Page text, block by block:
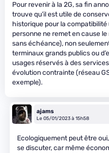
Pour revenir à la 2G, sa fin
trouve qu’il est utile de
historique pour la
personne ne remet en cause
sans échéance), non
terminaux grands publics ou
usages réservés à des
évolution contrainte (réseau
exemple).
ajams
Le 05/01/2023 à 15h58
Ecologiquement peut être
se discuter, car même